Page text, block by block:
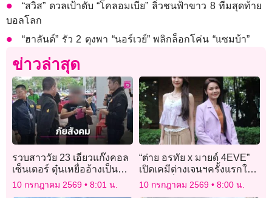
“สวิส” ดวลเป้าดับ “โคลอมเบีย” ลิ่วชนฟ้าขาว 8 ทีมสุดท้าย
บอลโลก
“ฮาลันด์” รัว 2 ตุงพา “นอร์เวย์” พลิกล็อกโค่น “แซมบ้า”
ข่าวล่าสุด
รวบสาววัย 23 เอี่ยวแก๊งคอล
เซ็นเตอร์ ตุ๋นเหยื่ออ้างเป็น
ตำรวจ-แบงก์ หลอกโอนเงิน
4.5 แสน
10 กรกฎาคม 2569 8:01 น.
“ต่าย อรทัย x มายด์ 4EVE”
เปิดเคมีต่างเจนฯครั้งแรกใน
“ฮักพอเป็นพิธี” Special
Version
10 กรกฎาคม 2569 8:00 น.